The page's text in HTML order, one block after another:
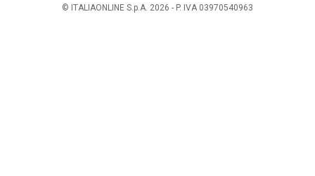
© ITALIAONLINE S.p.A. 2026 - P. IVA 03970540963